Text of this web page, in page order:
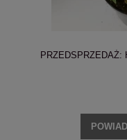
PRZEDSPRZEDAŻ: